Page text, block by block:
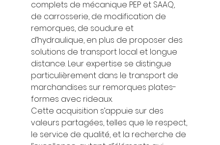
complets de mécanique PEP et SAAQ,
de carrosserie, de modification de
remorques, de soudure et
d’hydraulique, en plus de proposer des
solutions de transport local et longue
distance. Leur expertise se distingue
particulièrement dans le transport de
marchandises sur remorques plates-
formes avec rideaux.
Cette acquisition s’appuie sur des
valeurs partagées, telles que le respect,
le service de qualité, et la recherche de